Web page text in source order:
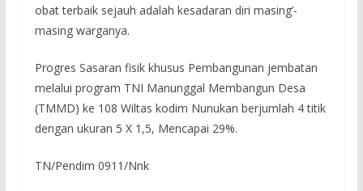
obat terbaik sejauh adalah kesadaran diri masing’-
masing warganya.
Progres Sasaran fisik khusus Pembangunan jembatan
melalui program TNI Manunggal Membangun Desa
(TMMD) ke 108 Wiltas kodim Nunukan berjumlah 4 titik
dengan ukuran 5 X 1,5, Mencapai 29%.
TN/Pendim 0911/Nnk